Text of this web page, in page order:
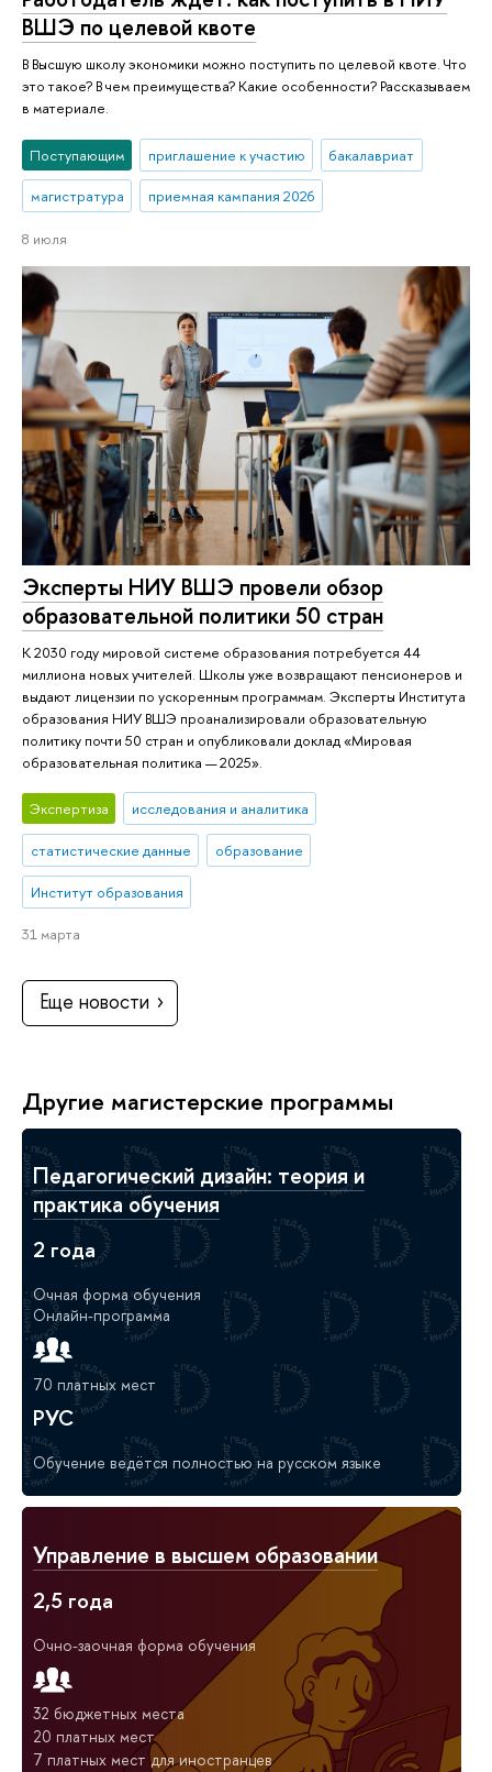
ВШЭ по целевой квоте
В Высшую школу экономики можно поступить по целевой квоте. Что
это такое? В чем преимущества? Какие особенности? Рассказываем
в материале.
Поступающим приглашение к участию бакалавриат
магистратура приемная кампания 2026
8 июля
Эксперты НИУ ВШЭ провели обзор
образовательной политики 50 стран
К 2030 году мировой системе образования потребуется 44
миллиона новых учителей. Школы уже возвращают пенсионеров и
выдают лицензии по ускоренным программам. Эксперты Института
образования НИУ ВШЭ проанализировали образовательную
политику почти 50 стран и опубликовали доклад «Мировая
образовательная политика — 2025».
Экспертиза исследования и аналитика
статистические данные образование
Институт образования
31 марта
Еще новости
Другие магистерские программы
Педагогический дизайн: теория и
практика обучения
2 года
Очная форма обучения
Онлайн-программа
70 платных мест
РУС
Обучение ведётся полностью на русском языке
Управление в высшем образовании
2,5 года
Очно-заочная форма обучения
32 бюджетных места
20 платных мест
7 платных мест для иностранцев